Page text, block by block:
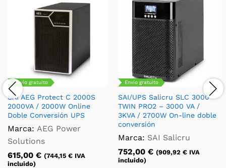
Envío gratuito
SAI AEG Protect C 2000S
2000VA / 2000W Online
Doble Conversión UPS
Marca: AEG Power
Solutions
615,00 € (744,15 € IVA
incluido)
Envío gratuito
SAI/UPS Salicru SLC 3000
TWIN PRO2 – 3000 VA /
3KVA / 2700W On-line doble
conversión
Marca: SAI Salicru
752,00 € (909,92 € IVA
incluido)